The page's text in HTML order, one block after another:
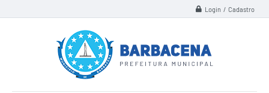
Login / Cadastro